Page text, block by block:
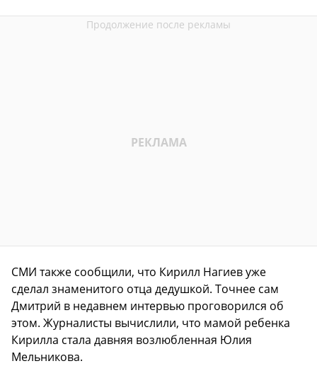
СМИ также сообщили, что Кирилл Нагиев уже
сделал знаменитого отца дедушкой. Точнее сам
Дмитрий в недавнем интервью проговорился об
этом. Журналисты вычислили, что мамой ребенка
Кирилла стала давняя возлюбленная Юлия
Мельникова.